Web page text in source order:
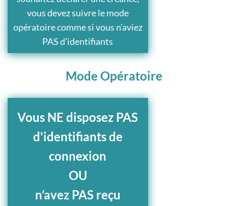
vous devez suivre le mode
opératoire comme si vous n’aviez
PAS d’identifiants
Mode Opératoire
Vous NE disposez PAS
d'identifiants de
connexion
OU
n’avez PAS reçu